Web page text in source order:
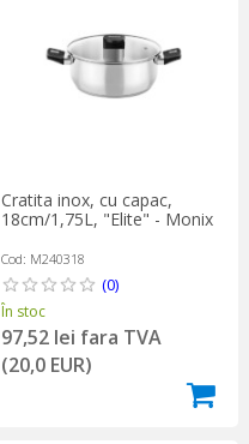
Cratita inox, cu capac,
18cm/1,75L, "Elite" - Monix
Cod: M240318
(0)
În stoc
97,52 lei fara TVA
(20,0 EUR)